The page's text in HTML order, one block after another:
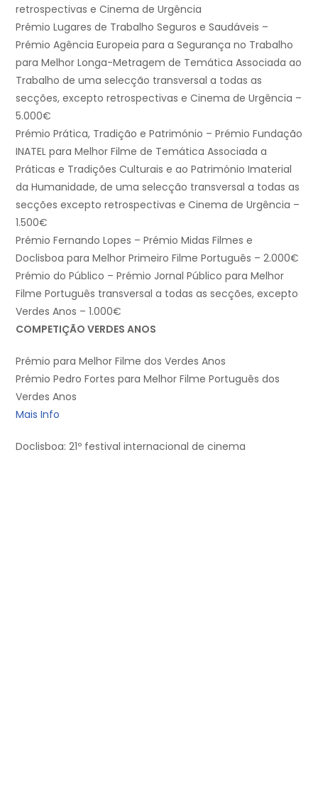
retrospectivas e Cinema de Urgência
Prémio Lugares de Trabalho Seguros e Saudáveis –
Prémio Agência Europeia para a Segurança no Trabalho
para Melhor Longa-Metragem de Temática Associada ao
Trabalho de uma selecção transversal a todas as
secções, excepto retrospectivas e Cinema de Urgência –
5.000€
Prémio Prática, Tradição e Património – Prémio Fundação
INATEL para Melhor Filme de Temática Associada a
Práticas e Tradições Culturais e ao Património Imaterial
da Humanidade, de uma selecção transversal a todas as
secções excepto retrospectivas e Cinema de Urgência –
1.500€
Prémio Fernando Lopes – Prémio Midas Filmes e
Doclisboa para Melhor Primeiro Filme Português – 2.000€
Prémio do Público – Prémio Jornal Público para Melhor
Filme Português transversal a todas as secções, excepto
Verdes Anos – 1.000€
COMPETIÇÃO VERDES ANOS
Prémio para Melhor Filme dos Verdes Anos
Prémio Pedro Fortes para Melhor Filme Português dos
Verdes Anos
Mais Info
Doclisboa: 21º festival internacional de cinema